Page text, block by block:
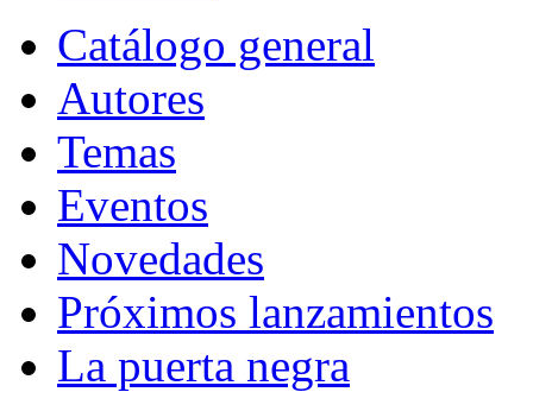
Catálogo general
Autores
Temas
Eventos
Novedades
Próximos lanzamientos
La puerta negra